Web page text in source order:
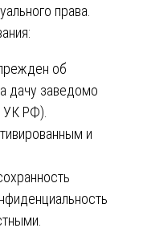
права.
об
дачу заведомо
УК РФ).
и